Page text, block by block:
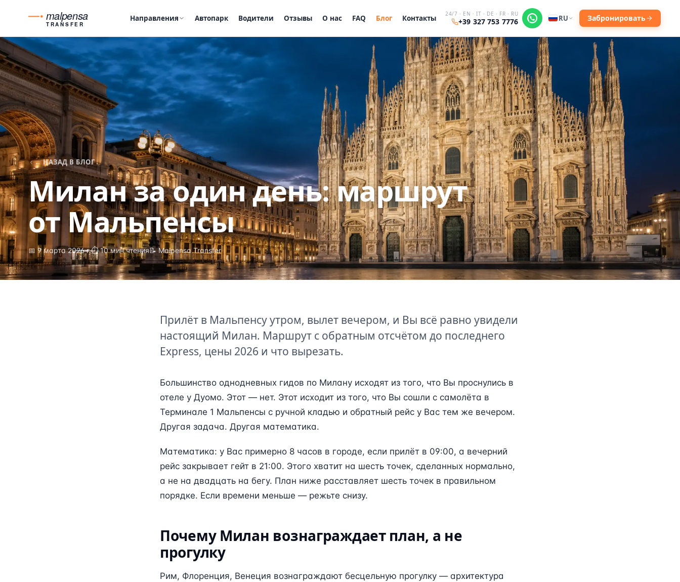
malpensa
TRANSFER
Направления Автопарк Водители Отзывы О нас FAQ Блог Контакты 24/7 · EN · IT · DE · FR · RU
+39 327 753 7776 RU Забронировать
← НАЗАД В БЛОГ
Милан за один день: маршрут
от Мальпенсы
📅9 марта 2026 г.⏱10 мин чтения📝 Malpensa Transfer
Прилёт в Мальпенсу утром, вылет вечером, и Вы всё равно увидели
настоящий Милан. Маршрут с обратным отсчётом до последнего
Express, цены 2026 и что вырезать.
Большинство однодневных гидов по Милану исходят из того, что Вы проснулись в
отеле у Дуомо. Этот — нет. Этот исходит из того, что Вы сошли с самолёта в
Терминале 1 Мальпенсы с ручной кладью и обратный рейс у Вас тем же вечером.
Другая задача. Другая математика.
Математика: у Вас примерно 8 часов в городе, если прилёт в 09:00, а вечерний
рейс закрывает гейт в 21:00. Этого хватит на шесть точек, сделанных нормально,
а не на двадцать на бегу. План ниже расставляет шесть точек в правильном
порядке. Если времени меньше — режьте снизу.
Почему Милан вознаграждает план, а не
прогулку
Рим, Флоренция, Венеция вознаграждают бесцельную прогулку — архитектура